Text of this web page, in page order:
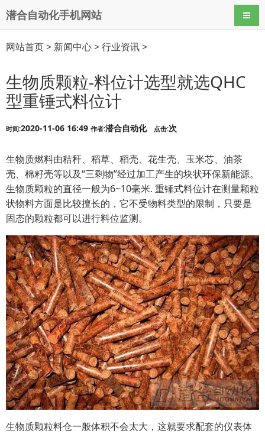
潜合自动化手机网站 导航
网站首页> 新闻中心>行业资讯>
生物质颗粒-料位计选型就选QHC
型重锤式料位计
时间:2020-11-06 16:49 作者:潜合自动化 点击:次
生物质燃料由秸秆、稻草、稻壳、花生壳、玉米芯、油茶
壳、棉籽壳等以及“三剩物”经过加工产生的块状环保新能源。
生物质颗粒的直径一般为6~10毫米. 重锤式料位计在测量颗粒
状物料方面是比较擅长的，它不受物料类型的限制，只要是
固态的颗粒都可以进行料位监测。
生物质颗粒料仓一般体积不会太大，这就要求配套的仪表体